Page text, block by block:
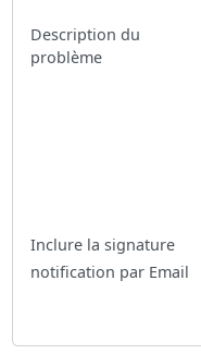
Description du
problème
Inclure la signature
notification par Email